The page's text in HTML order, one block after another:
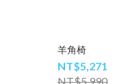
羊角椅
NT$5,271
NT$5,990